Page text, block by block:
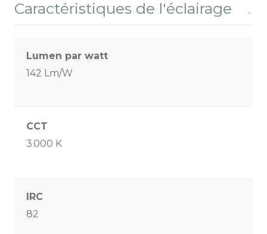
Caractéristiques de l'éclairage
Lumen par watt
142 Lm/W
CCT
3 000 K
IRC
82